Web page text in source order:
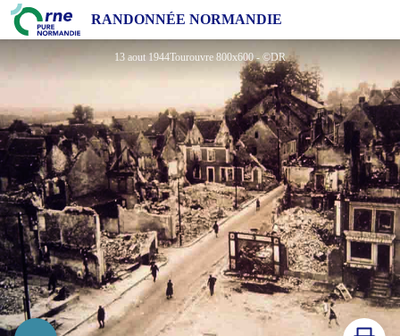
RANDONNÉE NORMANDIE
Le massacre SS de Tourouvre
13 aout 1944Tourouvre 800x600 - ©DR
Imprimer